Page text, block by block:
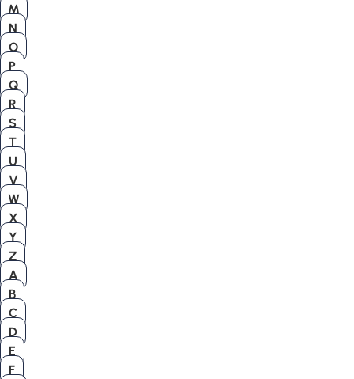
M
N
O
P
Q
R
S
T
U
V
W
X
Y
Z
A
B
C
D
E
F